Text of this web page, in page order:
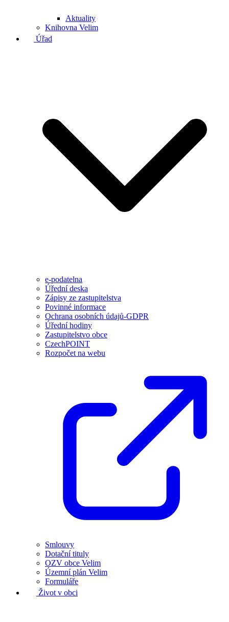
Aktuality
Knihovna Velim
Úřad
e-podatelna
Úřední deska
Zápisy ze zastupitelstva
Povinné informace
Ochrana osobních údajů-GDPR
Úřední hodiny
Zastupitelstvo obce
CzechPOINT
Rozpočet na webu
Smlouvy
Dotační tituly
OZV obce Velim
Územní plán Velim
Formuláře
Život v obci